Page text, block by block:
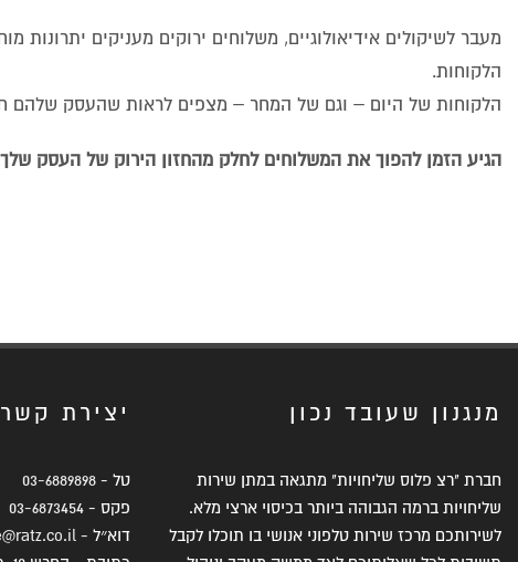
מעבר לשיקולים אידיאולוגיים, משלוחים ירוקים מעניקים יתרונות
הלקוחות.
הלקוחות של היום – וגם של המחר – מצפים לראות שהעסק שלהם
הגיע הזמן להפוך את המשלוחים לחלק מהחזון הירוק של העסק
מנגנון שעובד נכון
חברת "רצ פלוס שליחויות" מתגאה במתן שירות
שליחויות ברמה הגבוהה ביותר בכיסוי ארצי מלא.
לשירותכם מרכז שירות טלפוני אנושי בו תוכלו לקבל
יצירת קשר
טל - 03-6889898
פקס - 03-6873454
דוא״ל -